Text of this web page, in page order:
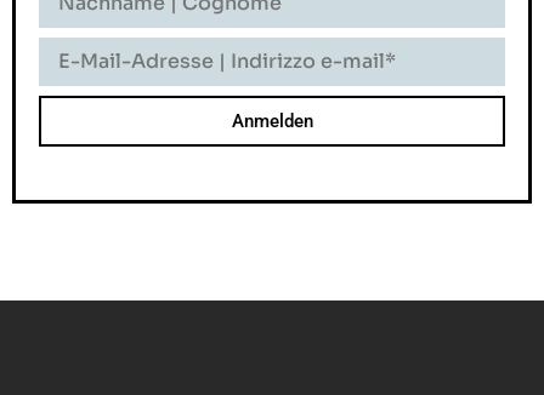
Cognome
Mail-
Adresse
-
E-